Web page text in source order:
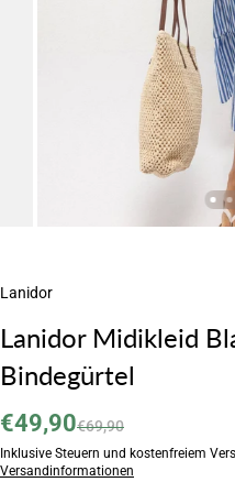
Lanidor
Lanidor Midikleid
Bindegürtel
€49,90€69,90
Inklusive Steuern und kostenfreiem
Versandinformationen